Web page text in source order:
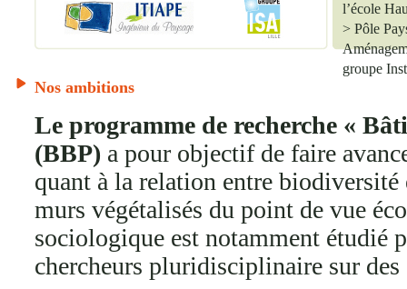
l’école
> Pôle
groupe
Nos ambitions
Le programme de recherche «
(BBP) a pour objectif de faire
quant à la relation entre
murs végétalisés du point de vue
sociologique est notamment étudié
chercheurs pluridisciplinaire sur